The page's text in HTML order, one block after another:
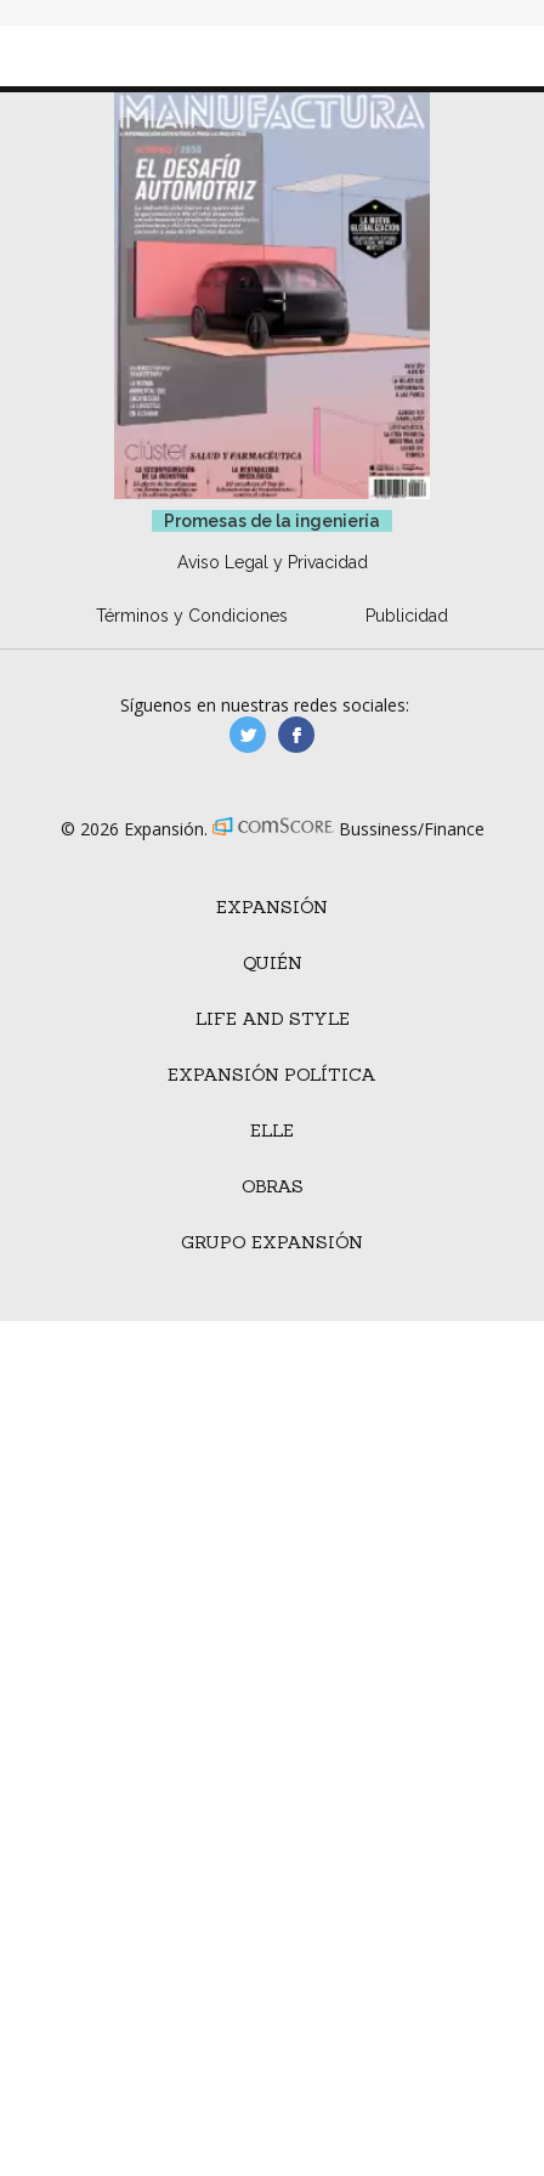
Promesas de la ingeniería
Aviso Legal y Privacidad
Términos y Condiciones Publicidad
EXPANSIÓN
QUIÉN
LIFE AND STYLE
EXPANSIÓN POLÍTICA
ELLE
OBRAS
GRUPO EXPANSIÓN
Síguenos en nuestras redes sociales:
manufacturaGE
© 2026 Expansión. Bussiness/Finance